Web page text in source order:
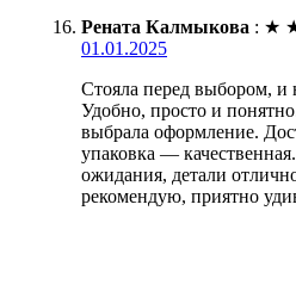
Рената Калмыкова : ★
01.01.2025
Стояла перед выбором, и
Удобно, просто и
выбрала оформление.
упаковка —
ожидания, детали
рекомендую, приятно